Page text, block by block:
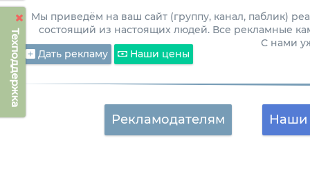
Техподдержка
Мы приведём на ваш сайт (группу, канал, паблик)
состоящий из настоящих людей. Все рекламные
С нами
Дать рекламу
Наши цены
Рекламодателям Наши